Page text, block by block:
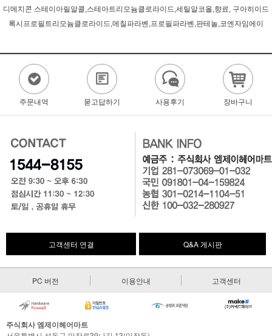
디메치콘 스테이아릴알콜,스테아트리모늄클로라이드,세틸알코올,향료, 구아히이드
록시프로필트리모늄클로라이드,메칠파라벤,프로필파라벤,판테놀,코엔자임에이
주문내역 묻고답하기 사용후기 장바구니
고객센터 연결 Q&A 게시판
PC 버전 이용안내 고객센터
주식회사 엠제이헤어마트